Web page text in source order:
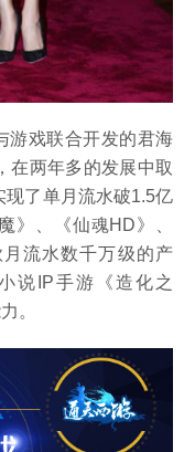
游戏联合开发的君海
在两年多的发展中取
了单月流水破1.5亿
》、《仙魂HD》、
流水数千万级的产
说IP手游《造化之
。